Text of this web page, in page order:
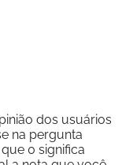
dos usuários
na pergunta
0 significa